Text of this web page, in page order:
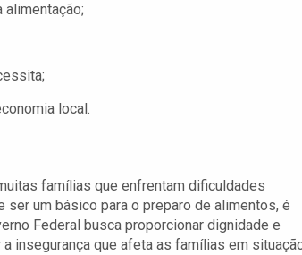
alimentação;
local.
famílias que enfrentam dificuldades
um básico para o preparo de alimentos, é
Federal busca proporcionar dignidade e
insegurança que afeta as famílias em